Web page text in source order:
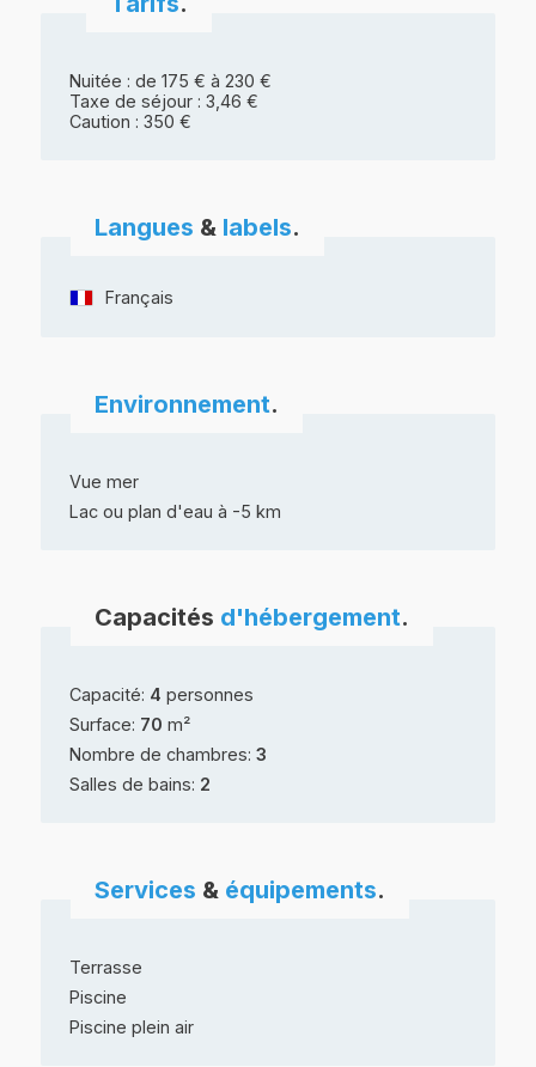
Nuitée : de 175 € à 230 €
Taxe de séjour : 3,46 €
Caution : 350 €
Langues & labels.
Français
Environnement.
Vue mer
Lac ou plan d'eau à -5 km
Capacités d'hébergement.
Capacité: 4 personnes
Surface: 70 m²
Nombre de chambres:3
Salles de bains: 2
Services & équipements.
Terrasse
Piscine
Piscine plein air